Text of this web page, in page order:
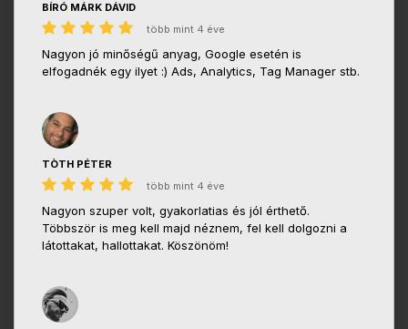
BÍRÓ MÁRK DÁVID
több mint 4 éve
Nagyon jó minőségű anyag, Google esetén is
elfogadnék egy ilyet :) Ads, Analytics, Tag Manager stb.
TÒTH PÉTER
több mint 4 éve
Nagyon szuper volt, gyakorlatias és jól érthető.
Többször is meg kell majd néznem, fel kell dolgozni a
látottakat, hallottakat. Köszönöm!